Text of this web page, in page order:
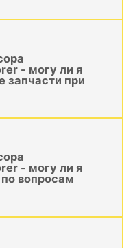
- могу ли я
запчасти при
- могу ли я
вопросам